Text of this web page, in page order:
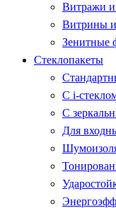
Витражи
Витрины
Зенитные
Стеклопакеты
С i-
С
Для